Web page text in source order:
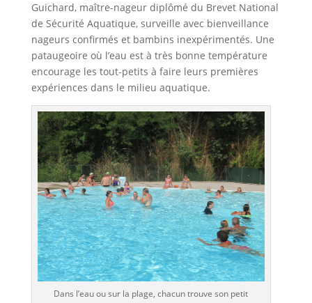
Guichard, maître-nageur diplômé du Brevet National
de Sécurité Aquatique, surveille avec bienveillance
nageurs confirmés et bambins inexpérimentés. Une
pataugeoire où l’eau est à très bonne température
encourage les tout-petits à faire leurs premières
expériences dans le milieu aquatique.
Dans l’eau ou sur la plage, chacun trouve son petit